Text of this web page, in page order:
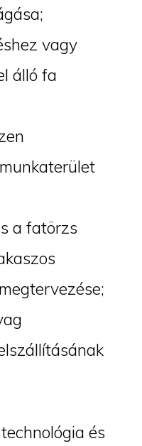
vagy
álló fa
a fatörzs
és